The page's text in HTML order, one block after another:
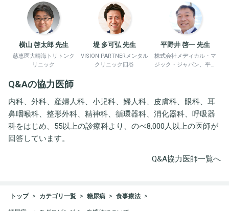
横山 啓太郎 先生
慈恵医大晴海トリトンク
リニック
堤 多可弘 先生
VISION PARTNERメンタル
クリニック四谷
平野井 啓一 先生
株式会社メディカル・マ
ジック・ジャパン、平野
Q&Aの協力医師
内科、外科、産婦人科、小児科、婦人科、皮膚科、眼科、耳
鼻咽喉科、整形外科、精神科、循環器科、消化器科、呼吸器
科をはじめ、55以上の診療科より、のべ8,000人以上の医師が
回答しています。
Q&A協力医師一覧へ
トップ カテゴリ一覧 糖尿病 食事療法